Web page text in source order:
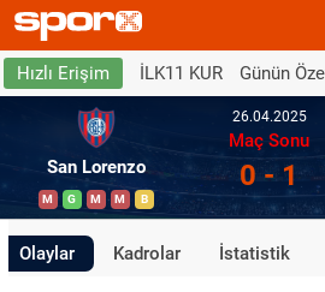
Hızlı Erişim İLK11 KUR Günün
San Lorenzo
M G M M B
26.04.2025
Maç Sonu
0 - 1
Olaylar Kadrolar İstatistik